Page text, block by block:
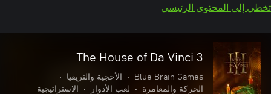
تخطي إلى المحتوى الرئيسي
The House of Da Vinci 3
Blue Brain Games
• الأحجية والتريفيا
•
الحركة والمغامرة
• لعب الأدوار • الاستراتيجية